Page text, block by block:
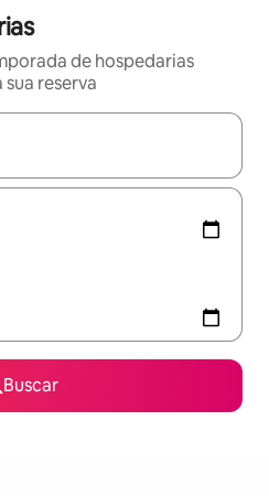
de hospedarias
reserva
disponíveis, explore-os
Buscar